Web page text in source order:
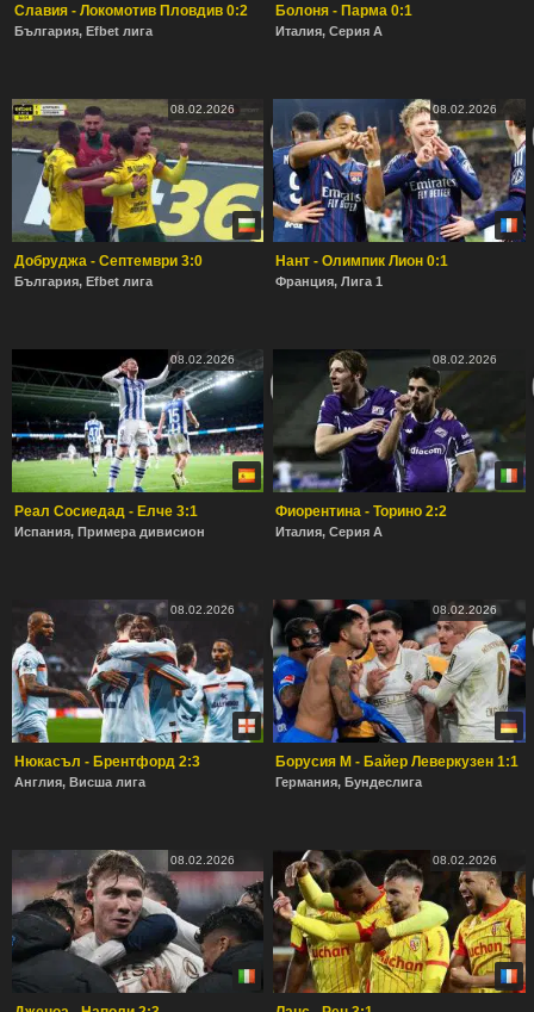
Славия - Локомотив Пловдив 0:2
България, Efbet лига
Болоня - Парма 0:1
Италия, Серия А
08.02.2026
Добруджа - Септември 3:0
България, Efbet лига
08.02.2026
Нант - Олимпик Лион 0:1
Франция, Лига 1
08.02.2026
Реал Сосиедад - Елче 3:1
Испания, Примера дивисион
08.02.2026
Фиорентина - Торино 2:2
Италия, Серия А
08.02.2026
Нюкасъл - Брентфорд 2:3
Англия, Висша лига
08.02.2026
Борусия М - Байер Леверкузен 1:1
Германия, Бундеслига
08.02.2026 08.02.2026